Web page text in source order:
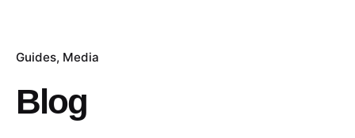
Guides Media
Blog